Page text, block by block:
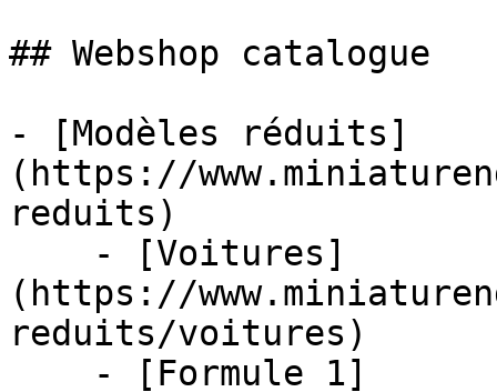
## Webshop catalogue
- [Modèles réduits]
(https://
reduits)
(https://
reduits/voitures)